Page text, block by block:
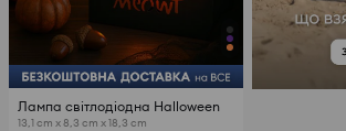
Лампа світлодіодна Halloween
13,1 cm x 8,3 cm x 18,3 cm